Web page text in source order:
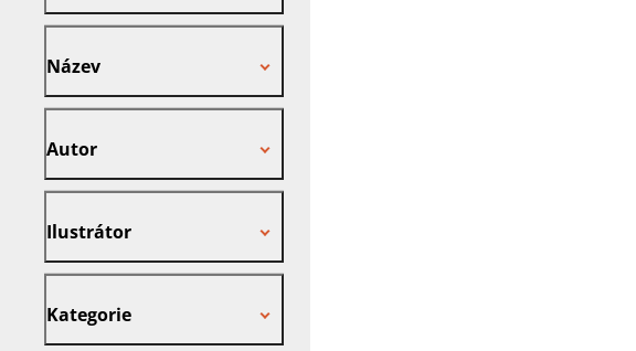
Název
Autor
Ilustrátor
Kategorie